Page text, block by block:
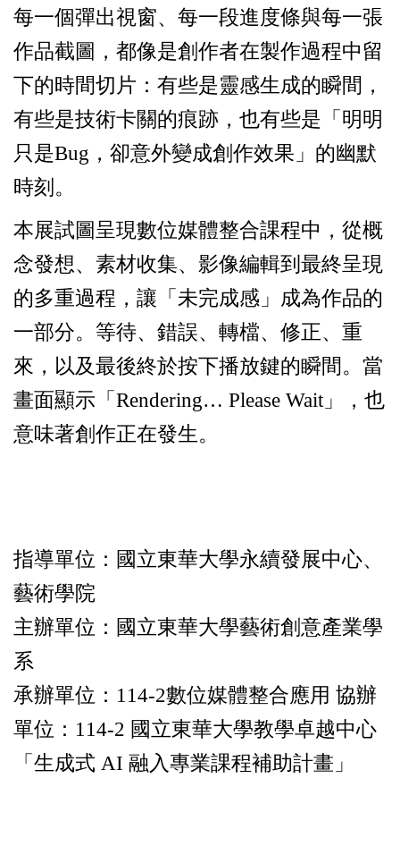
每一個彈出視窗、每一段進度條與每一張
作品截圖，都像是創作者在製作過程中留
下的時間切片：有些是靈感生成的瞬間，
有些是技術卡關的痕跡，也有些是「明明
只是Bug，卻意外變成創作效果」的幽默
時刻。
本展試圖呈現數位媒體整合課程中，從概
念發想、素材收集、影像編輯到最終呈現
的多重過程，讓「未完成感」成為作品的
一部分。等待、錯誤、轉檔、修正、重
來，以及最後終於按下播放鍵的瞬間。當
畫面顯示「Rendering… Please Wait」，也
意味著創作正在發生。
指導單位：國立東華大學永續發展中心、
藝術學院
主辦單位：國立東華大學藝術創意產業學
系
承辦單位：114-2數位媒體整合應用 協辦
單位：114-2 國立東華大學教學卓越中心
「生成式 AI 融入專業課程補助計畫」